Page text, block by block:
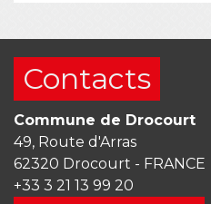
Contacts
Commune de Drocourt
49, Route d'Arras
62320 Drocourt - FRANCE
+33 3 21 13 99 20